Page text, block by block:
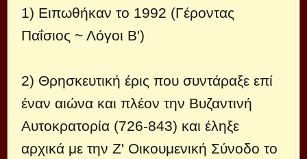
1) Ειπωθήκαν το 1992 (Γέροντας
Παΐσιος ~ Λόγοι Β')
2) Θρησκευτική έρις που συντάραξε επί
έναν αιώνα και πλέον την Βυζαντινή
Αυτοκρατορία (726-843) και έληξε
αρχικά με την Ζ' Οικουμενική Σύνοδο το